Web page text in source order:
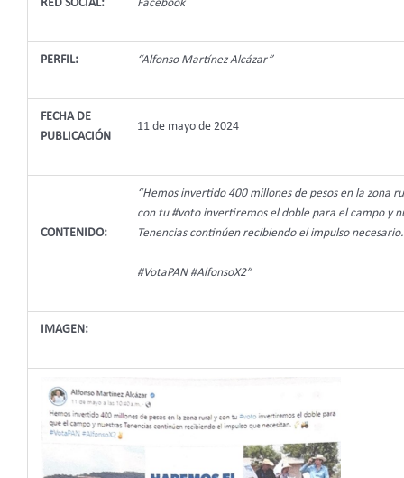
RED SOCIAL: Facebook
PERFIL: “Alfonso Martínez Alcázar”
FECHA DE
PUBLICACIÓN
11 de mayo de 2024
CONTENIDO:
“Hemos invertido 400 millones de pesos en la zona
con tu #voto invertiremos el doble para el campo y
Tenencias continúen recibiendo el impulso necesario.
#VotaPAN #AlfonsoX2”
IMAGEN: